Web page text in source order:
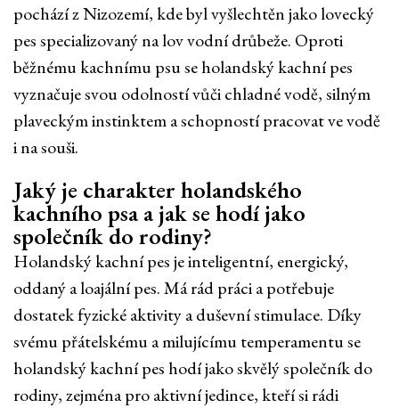
pochází z Nizozemí, kde byl vyšlechtěn jako lovecký
pes specializovaný na lov vodní drůbeže. Oproti
běžnému kachnímu psu se holandský kachní pes
vyznačuje svou odolností vůči chladné vodě, silným
plaveckým instinktem a schopností pracovat ve vodě
i na souši.
Jaký je charakter holandského
kachního psa a jak se hodí jako
společník do rodiny?
Holandský kachní pes je inteligentní, energický,
oddaný a loajální pes. Má rád práci a potřebuje
dostatek fyzické aktivity a duševní stimulace. Díky
svému přátelskému a milujícímu temperamentu se
holandský kachní pes hodí jako skvělý společník do
rodiny, zejména pro aktivní jedince, kteří si rádi